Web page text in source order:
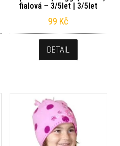
fialová – 3/5let | 3/5let
99 Kč
DETAIL